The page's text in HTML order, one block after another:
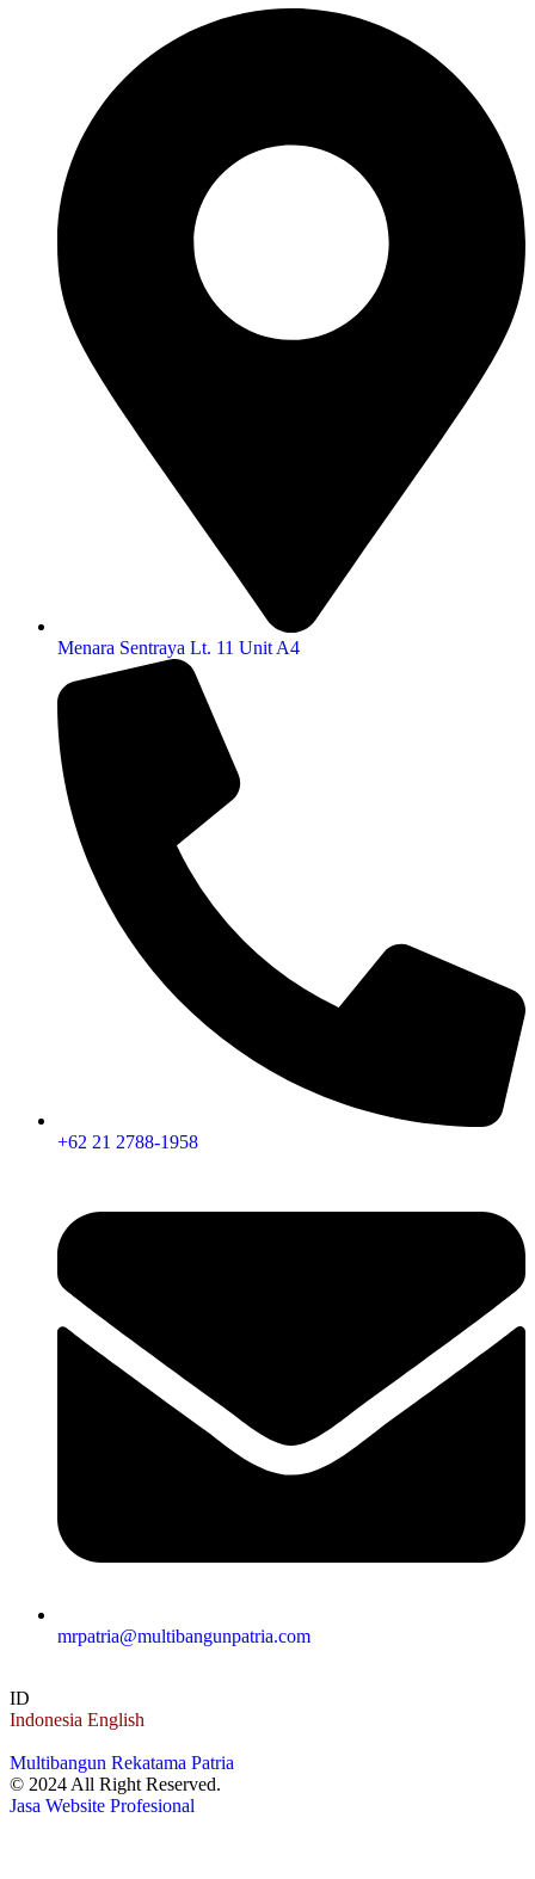
Menara Sentraya Lt. 11 Unit A4
+62 21 2788-1958
mrpatria@multibangunpatria.com
ID
Indonesia English
Multibangun Rekatama Patria
© 2024 All Right Reserved.
Jasa Website Profesional